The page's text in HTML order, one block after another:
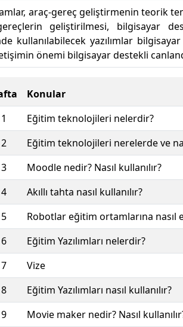
araç-gereç geliştirmenin teorik
geliştirilmesi, bilgisayar
kullanılabilecek yazılımlar
önemi bilgisayar destekli
Konular
1
Eğitim teknolojileri nelerdir?
2
Eğitim teknolojileri nerelerde ve
3
Moodle nedir? Nasıl kullanılır?
4
Akıllı tahta nasıl kullanılır?
5
Robotlar eğitim ortamlarına nasıl
6
Eğitim Yazılımları nelerdir?
7
Vize
8
Eğitim Yazılımları nasıl kullanılır?
9
Movie maker nedir? Nasıl